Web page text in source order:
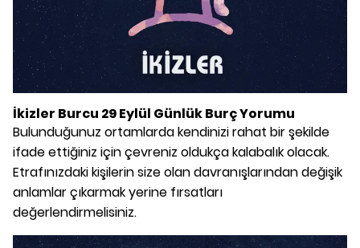
İkizler Burcu 29 Eylül Günlük Burç Yorumu
Bulunduğunuz ortamlarda kendinizi rahat bir şekilde
ifade ettiğiniz için çevreniz oldukça kalabalık olacak.
Etrafınızdaki kişilerin size olan davranışlarından değişik
anlamlar çıkarmak yerine fırsatları
değerlendirmelisiniz.